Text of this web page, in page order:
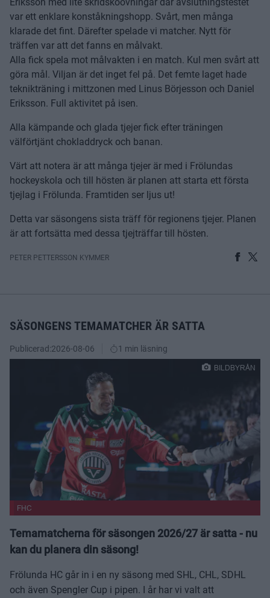
var ett enklare konståkningshopp. Svårt, men många
klarade det fint. Därefter spelade vi matcher. Nytt för
träffen var att det fanns en målvakt.
Alla fick spela mot målvakten i en match. Kul men svårt att
göra mål. Viljan är det inget fel på. Det femte laget hade
teknikträning i mittzonen med Linus Börjesson och Daniel
Eriksson. Full aktivitet på isen.
Alla kämpande och glada tjejer fick efter träningen
välförtjänt chokladdryck och banan.
Värt att notera är att många tjejer är med i Frölundas
hockeyskola och till hösten är planen att starta ett första
tjejlag i Frölunda. Framtiden ser ljus ut!
Detta var säsongens sista träff för regionens tjejer. Planen
är att fortsätta med dessa tjejträffar till hösten.
PETER PETTERSSON KYMMER
SÄSONGENS TEMAMATCHER ÄR SATTA
Publicerad:2026-08-06 1 min läsning
BILDBYRÅN
FHC
Temamatcherna för säsongen 2026/27 är satta - nu
kan du planera din säsong!
Frölunda HC går in i en ny säsong med SHL, CHL, SDHL
och även Spengler Cup i pipen. I år har vi valt att